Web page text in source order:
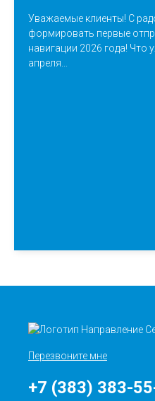
Уважаемые клиенты! С
формировать первые
навигации 2026 года! Что
апреля...
Перезвоните мне
+7 (383) 383-